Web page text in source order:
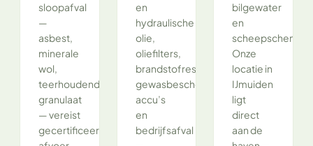
sloopafval
—
asbest,
minerale
wol,
teerhoudend
granulaat
— vereist
gecertificeerde
en
hydraulische
olie,
oliefilters,
brandstofrestanten,
gewasbeschermingsresten,
accu’s
en
bedrijfsafval
bilgewater
en
Onze
locatie in
IJmuiden
ligt
direct
aan de